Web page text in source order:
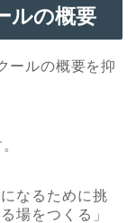
ルの概要
ールの概要を抑
なるために挑
場をつくる」